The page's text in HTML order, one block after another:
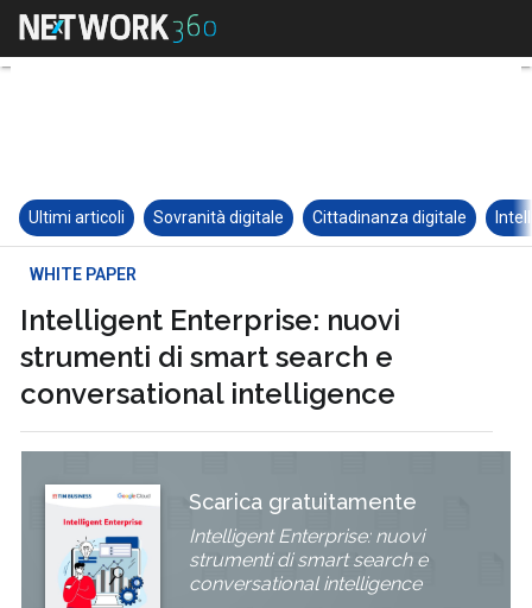
Ultimi articoli Sovranità digitale Cittadinanza digitale
WHITE PAPER
Intelligent Enterprise: nuovi
strumenti di smart search e
conversational intelligence
Scarica gratuitamente
Intelligent Enterprise: nuovi
strumenti di smart search e
conversational intelligence